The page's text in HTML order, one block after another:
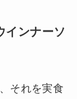
インナーソ
それを実食